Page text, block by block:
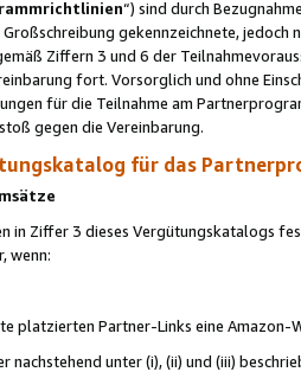
“) sind durch
gekennzeichnete,
Ziffern 3 und 6 der
fort. Vorsorglich und ohne
für die Teilnahme am
gegen die Vereinbarung.
für das
in Ziffer 3 dieses Vergütungskatalogs
wenn:
platzierten Partner-Links eine Amazon-
unter (i), (ii) und (iii)